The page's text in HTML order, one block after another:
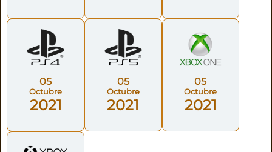
05
Octubre
2021
05
Octubre
2021
05
Octubre
2021